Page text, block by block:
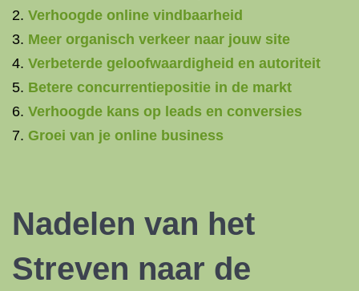
Verhoogde online vindbaarheid
Meer organisch verkeer naar jouw site
Verbeterde geloofwaardigheid en autoriteit
Betere concurrentiepositie in de markt
Verhoogde kans op leads en conversies
Groei van je online business
Nadelen van het
Streven naar de